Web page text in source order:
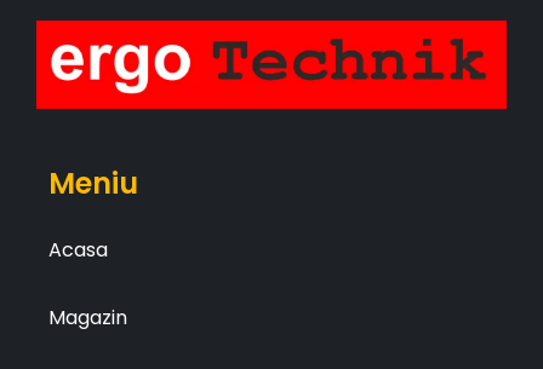
Meniu
Acasa
Magazin